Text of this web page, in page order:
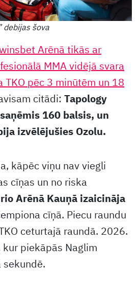
debijas šova
Arēnā tikās ar
MMA vidējā svara
TKO pēc 3 minūtēm un 18
citādi: Tapology
160 balsis, un
izvēlējušies Ozolu.
kāpēc viņu nav viegli
cīņas un no riska
Arēnā Kauņā izaicināja
cīņā. Piecu raundu
ceturtajā raundā. 2026.
piekāpās Naglim
sekundē.